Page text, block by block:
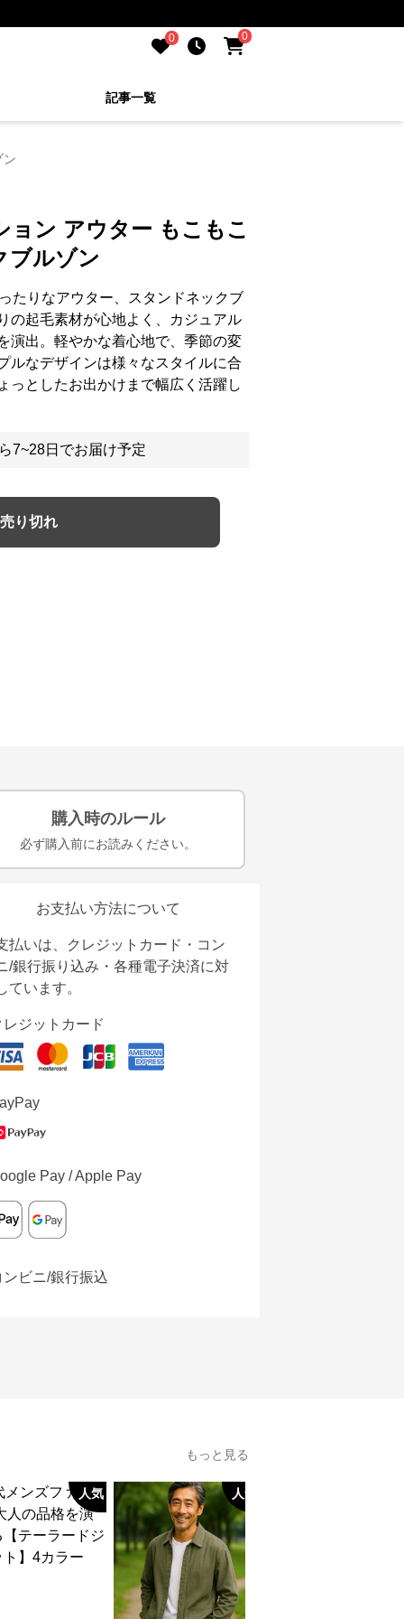
0 0
記事一覧
ン
ョン アウター もこもこ
ブルゾン
たりなアウター、スタンドネックブ
の起毛素材が心地よく、カジュアル
演出。軽やかな着心地で、季節の変
ルなデザインは様々なスタイルに合
っとしたお出かけまで幅広く活躍し
7~28日でお届け予定
売り切れ
購入時のルール
必ず購入前にお読みください。
お支払い方法について
払いは、クレジットカード・コン
/銀行振り込み・各種電子決済に対
ています。
レジットカード
Pay / Apple Pay
ンビニ/銀行振込
もっと見る
人気 人気